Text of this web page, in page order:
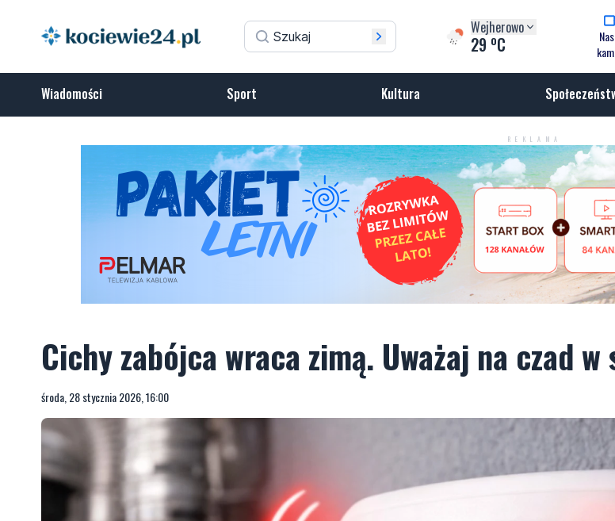
Wejherowo
29 oC
Wiadomości Sport Kultura
REKLAMA
Cichy zabójca wraca zimą. Uważaj na czad
środa, 28 stycznia 2026, 16:00